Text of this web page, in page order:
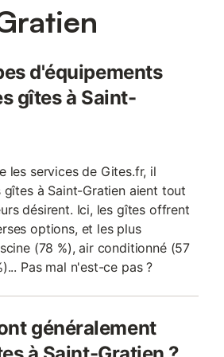
couples et les professionnels qui ont
se compose de : Une cuisine et
de cuisine - micro-ondes, lav
d'équipements
gîtes à Saint-
les services de Gites.fr, il
gîtes à Saint-Gratien aient tout
désirent. Ici, les gîtes offrent
options, et les plus
(78 %), air conditionné (57
Pas mal n'est-ce pas ?
généralement